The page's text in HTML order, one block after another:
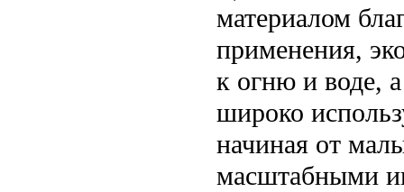
материалом
применения,
к огню и воде,
широко
начиная от
масштабными